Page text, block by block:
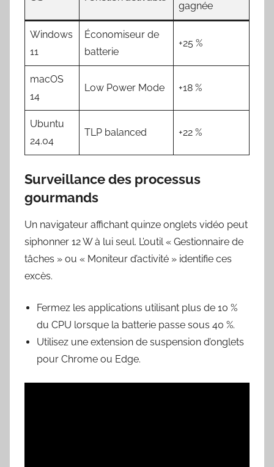
gagnée
Windows
11
Économiseur de
batterie
+25 %
macOS
14
Low Power Mode +18 %
Ubuntu
24.04
TLP balanced +22 %
Surveillance des processus
gourmands
Un navigateur affichant quinze onglets vidéo peut
siphonner 12 W à lui seul. L’outil « Gestionnaire de
tâches » ou « Moniteur d’activité » identifie ces
excès.
Fermez les applications utilisant plus de 10 %
du CPU lorsque la batterie passe sous 40 %.
Utilisez une extension de suspension d’onglets
pour Chrome ou Edge.